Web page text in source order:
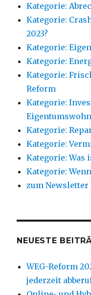
Kategorie:
Kategorie:
2023?
Kategorie:
Kategorie:
Kategorie:
Reform
Kategorie:
Kategorie:
Kategorie:
Kategorie: Was
Kategorie:
zum Newsletter
NEUESTE
WEG-Reform
jederzeit